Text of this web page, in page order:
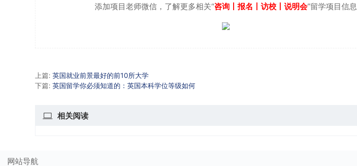
添加项目老师微信，了解更多相关“咨询丨报名丨访校丨说明会”留学项目信息
上篇: 英国就业前景最好的前10所大学
下篇: 英国留学你必须知道的：英国本科学位等级如何
相关阅读
网站导航